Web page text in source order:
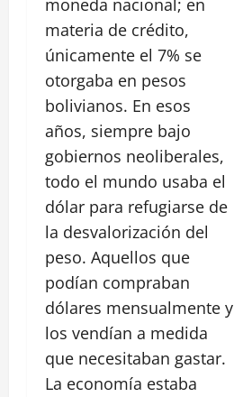
moneda nacional; en
materia de crédito,
únicamente el 7% se
otorgaba en pesos
bolivianos. En esos
años, siempre bajo
gobiernos neoliberales,
todo el mundo usaba el
dólar para refugiarse de
la desvalorización del
peso. Aquellos que
podían compraban
dólares mensualmente y
los vendían a medida
que necesitaban gastar.
La economía estaba